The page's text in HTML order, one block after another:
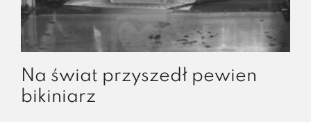
​Na świat przyszedł pewien
bikiniarz